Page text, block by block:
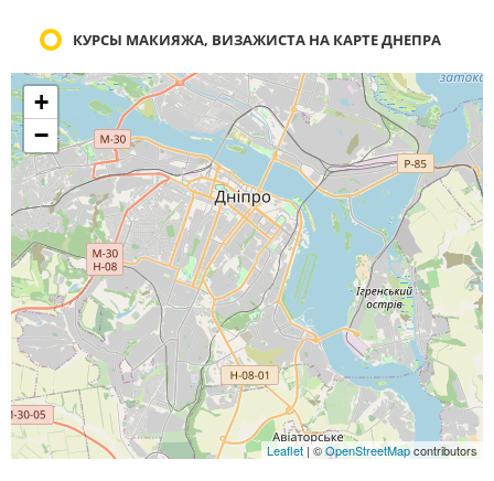
КУРСЫ МАКИЯЖА, ВИЗАЖИСТА НА КАРТЕ ДНЕПРА
+
−
Leaflet | ©OpenStreetMapcontributors